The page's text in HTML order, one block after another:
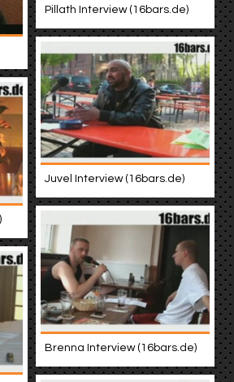
Pillath Interview (16bars.de)
Juvel Interview (16bars.de)
Brenna Interview (16bars.de)